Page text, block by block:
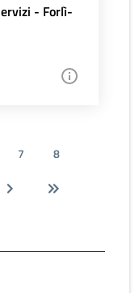
- Forlì-
7
8